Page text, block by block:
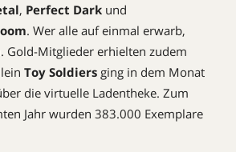
, Perfect Dark und
. Wer alle auf einmal erwarb,
Gold-Mitglieder erhielten zudem
Toy Soldiers ging in dem Monat
die virtuelle Ladentheke. Zum
Jahr wurden 383.000 Exemplare